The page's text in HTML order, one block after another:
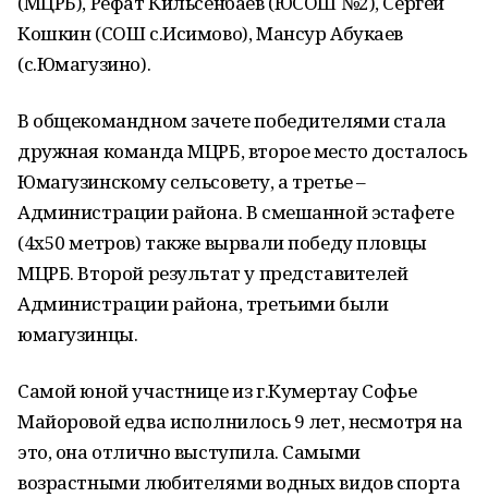
Кошкин (СОШ с.Исимово), Мансур Абукаев
(с.Юмагузино).
В общекомандном зачете победителями стала
дружная команда МЦРБ, второе место досталось
Юмагузинскому сельсовету, а третье –
Администрации района. В смешанной эстафете
(4х50 метров) также вырвали победу пловцы
МЦРБ. Второй результат у представителей
Администрации района, третьими были
юмагузинцы.
Самой юной участнице из г.Кумертау Софье
Майоровой едва исполнилось 9 лет, несмотря на
это, она отлично выступила. Самыми
возрастными любителями водных видов спорта